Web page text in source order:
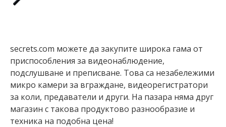
secrets.com можете да закупите широка гама от
приспособления за видеонаблюдение,
подслушване и преписване. Това са незабележими
микро камери за вграждане, видеорегистратори
за коли, предаватели и други. На пазара няма друг
магазин с такова продуктово разнообразие и
техника на подобна цена!